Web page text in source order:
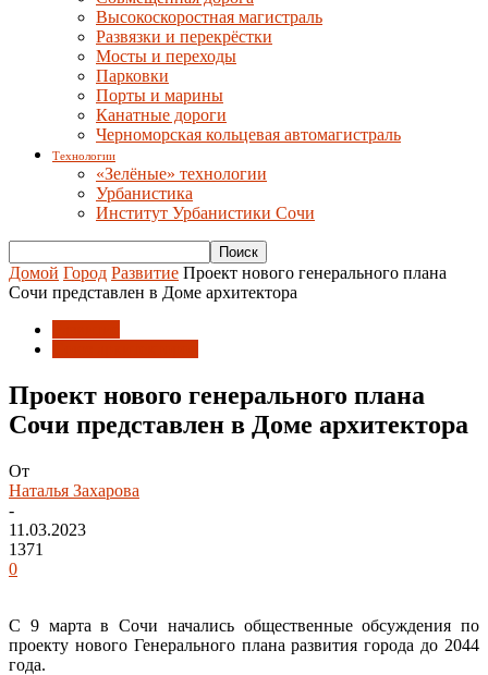
Высокоскоростная магистраль
Развязки и перекрёстки
Мосты и переходы
Парковки
Порты и марины
Канатные дороги
Черноморская кольцевая автомагистраль
Технологии
«Зелёные» технологии
Урбанистика
Институт Урбанистики Сочи
Домой Город Развитие Проект нового генерального плана
Сочи представлен в Доме архитектора
Проект нового генерального плана
Сочи представлен в Доме архитектора
От
Наталья Захарова
-
11.03.2023
1371
0
С 9 марта в Сочи начались общественные обсуждения по
проекту нового Генерального плана развития города до 2044
года.